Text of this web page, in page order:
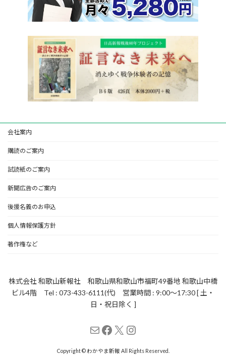
会社案内
購読のご案内
試読紙のご案内
新聞広告のご案内
後援名義のお申込
個人情報保護方針
著作権など
株式会社 和歌山新報社 和歌山県和歌山市福町49番地 和歌山中橋
ビル4階 Tel : 073-433-6111(代) 営業時間 : 9:00～17:30 [ 土・
日・祝日除く ]
メールFacebook
X Instagram
Copyright © わかやま新報 All Rights Reserved.